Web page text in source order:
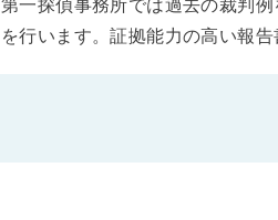
第一探偵事務所では過去の裁判
を行います。証拠能力の高い報告